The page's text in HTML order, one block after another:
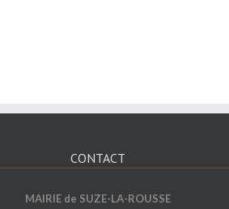
CONTACT
MAIRIE de SUZE-LA-ROUSSE